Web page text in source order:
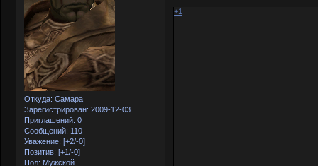
Откуда: Самара
Зарегистрирован: 2009-12-03
Приглашений: 0
Сообщений: 110
Уважение: [+2/-0]
Позитив: [+1/-0]
Пол: Мужской
+1